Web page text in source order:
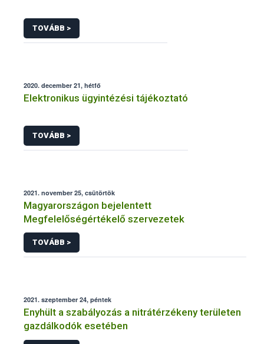
TOVÁBB >
2020. december 21, hétfő
Elektronikus ügyintézési tájékoztató
TOVÁBB >
2021. november 25, csütörtök
Magyarországon bejelentett
Megfelelőségértékelő szervezetek
TOVÁBB >
2021. szeptember 24, péntek
Enyhült a szabályozás a nitrátérzékeny területen
gazdálkodók esetében